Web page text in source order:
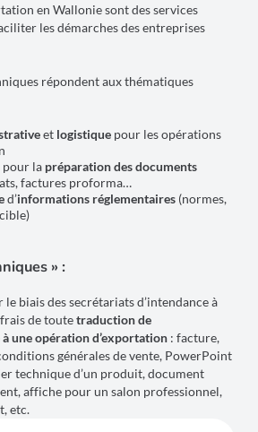
en Wallonie sont des services
les démarches des entreprises
répondent aux thématiques
et logistiquepour les opérations
pour la préparation des documents
factures proforma…
d’informations réglementaires(normes,
» :
le biais des secrétariats d’intendance à
de toutetraduction de
une opération d’exportation: facture,
générales de vente, PowerPoint
technique d’un produit, document
affiche pour un salon professionnel,
etc.